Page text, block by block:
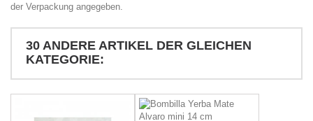
der Verpackung angegeben.
30 ANDERE ARTIKEL DER GLEICHEN
KATEGORIE: